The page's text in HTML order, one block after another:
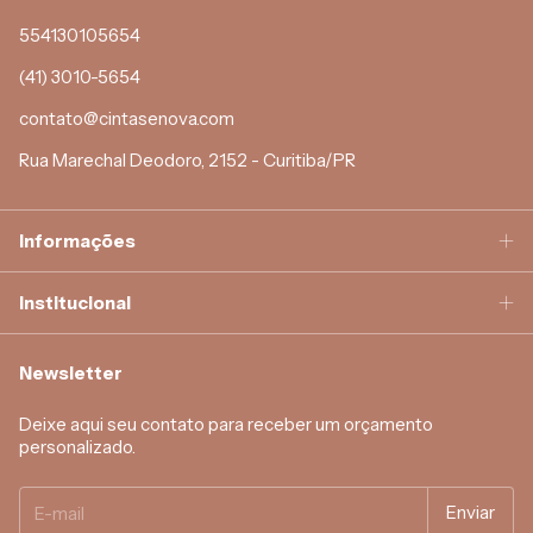
554130105654
(41) 3010-5654
contato@cintasenova.com
Rua Marechal Deodoro, 2152 - Curitiba/PR
Informações
Institucional
Newsletter
Deixe aqui seu contato para receber um orçamento
personalizado.